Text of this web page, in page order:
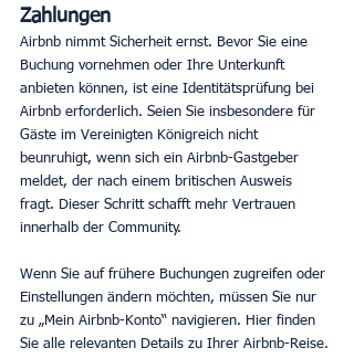
Zahlungen
Airbnb nimmt Sicherheit ernst. Bevor Sie eine
Buchung vornehmen oder Ihre Unterkunft
anbieten können, ist eine Identitätsprüfung bei
Airbnb erforderlich. Seien Sie insbesondere für
Gäste im Vereinigten Königreich nicht
beunruhigt, wenn sich ein Airbnb-Gastgeber
meldet, der nach einem britischen Ausweis
fragt. Dieser Schritt schafft mehr Vertrauen
innerhalb der Community.
Wenn Sie auf frühere Buchungen zugreifen oder
Einstellungen ändern möchten, müssen Sie nur
zu „Mein Airbnb-Konto“ navigieren. Hier finden
Sie alle relevanten Details zu Ihrer Airbnb-Reise.